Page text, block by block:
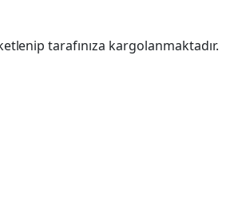
tarafınıza kargolanmaktadır.